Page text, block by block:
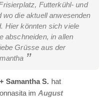
Futterkühl- und
die aktuell anwesenden
Hier könnten sich viele
abschneiden, in allen
Grüsse aus der
Samantha S. hat
im August